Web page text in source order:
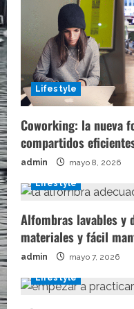
Lifestyle
Coworking: la nueva
compartidos
admin mayo 8, 2026
Lifestyle
Alfombras lavables y
materiales y fácil
admin mayo 7, 2026
Lifestyle